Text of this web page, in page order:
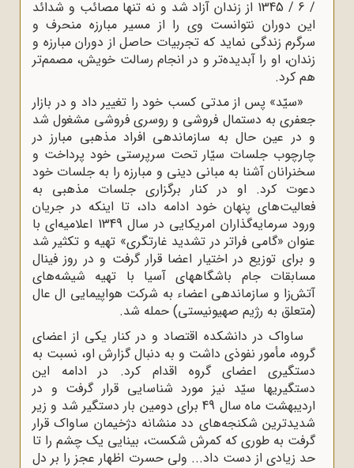
/ 6 / 1345 از زندان آزاد شد و نه تنها مصائب و شدائد
این دوران نتوانست وی را از مسیر مبارزه منحرف و
سرگرم زندگى نماید که تجربیات حاصل از دوران مبارزه و
زندان، او را آبدیده‌تر و در انجام رسالت خویش، مصمم‌تر
هم کرد.
«سیّد» پس از مدتى کسب خود را تغییر داد و در بازار
جعفرى به دستمال فروشى و روسرى فروشى مشغول شد
و در عین حال به سازماندهى افراد مذهبى مبارز در
چارچوب جلسات سیّار تحت سرپرستى خود پرداخت و
سخنرانان آشنا به مبانى دینى و مبارزه را به جلسات خود
دعوت کرد. او در کنار برگزارى جلسات مذهبى به
فعالیت‌هاى پنهان خود ادامه داد، تا اینکه در جریان
ورود سرمایه‌گذاران امریکایى در سال 1349 اعلامیه‌اى با
عنوان «گامى فراتر در تشدید غارتگرى» تهیه و تکثیر شد
و براى توزیع در اختیار اعضا قرار گرفت و در روز فینال
مسابقات جام باشگاههاى آسیا با تهیه شیشه‌هاى
آتش‌زا و سازماندهى اعضاء به شرکت هواپیمایى ال عال
(متعلق به رژیم صهیونیستی) حمله شد.
ساواک در دانشکده اقتصاد و در کنار یکى از اعضاى
گروه، مأمور نفوذى داشت و به دنبال گزارش او، نسبت به
دستگیرى اعضاى گروه اقدام کرد. در ادامه این
دستگیریها سیّد نیز مورد شناسایى قرار گرفت و در
اردیبهشت ماه سال 49 براى دومین بار دستگیر شد و زیر
شدیدترین شکنجه‌هاى دد منشانه دژخیمان ساواک قرار
گرفت به طوری که کمرش شکست، بینایى یک چشم را تا
حد زیادى از دست داد... ولى حسرت اظهار عجز را بر دل